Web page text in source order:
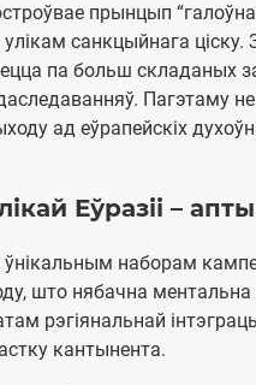
прынцып
санкцыйнага
па больш складаных
Пагэтаму
ад еўрапейскіх
Еўразіі –
наборам
што нябачна
рэгіянальнай
кантынента.